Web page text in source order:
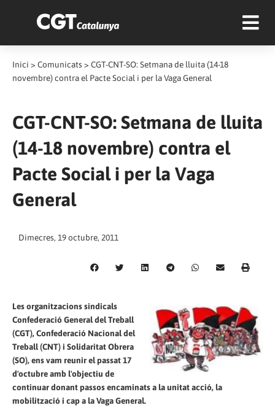
Inici > Comunicats > CGT-CNT-SO: Setmana de lluita (14-18
novembre) contra el Pacte Social i per la Vaga General
CGT-CNT-SO: Setmana de lluita
(14-18 novembre) contra el
Pacte Social i per la Vaga
General
Dimecres, 19 octubre, 2011
Les organitzacions sindicals
Confederació General del Treball
(CGT), Confederació Nacional del
Treball (CNT) i Solidaritat Obrera
(SO), ens vam reunir el passat 17
d'octubre amb l'objectiu de
continuar donant passos encaminats a la unitat acció, la
mobilització i cap a la Vaga General.